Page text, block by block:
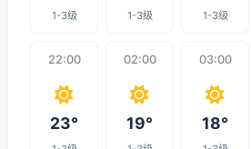
1-3级 1-3级 1-3级
22:00
23°
02:00
19°
03:00
18°